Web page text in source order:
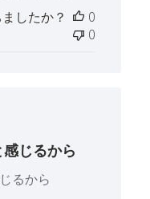
したか？
0
0
じるから
るから